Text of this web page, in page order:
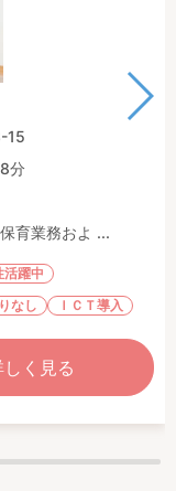
15
分
育業務およ ...
活躍中
なし ＩＣＴ導入
しく見る